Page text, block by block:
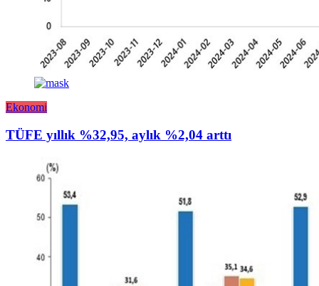
Ekonomi
TÜFE yıllık %32,95, aylık %2,04 arttı